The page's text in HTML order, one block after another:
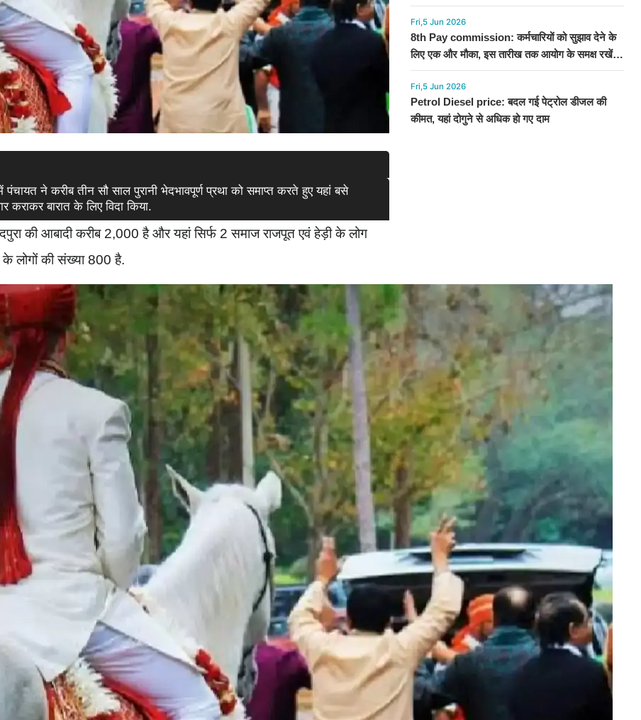
ने करीब तीन सौ साल पुरानी भेदभावपूर्ण प्रथा को समाप्त करते हुए यहां बसे
बारात के लिए विदा किया.
की आबादी करीब 2,000 है और यहां सिर्फ 2 समाज राजपूत एवं हेड़ी के लोग
लोगों की संख्या 800 है.
Fri,5 Jun 2026
8th Pay commission: कर्मचारियों को सुझाव देने के
लिए एक और मौका, इस तारीख तक आयोग के समक्ष रखें
अपनी बात
Fri,5 Jun 2026
Petrol Diesel price: बदल गई पेट्रोल डीजल की
कीमत, यहां दोगुने से अधिक हो गए दाम